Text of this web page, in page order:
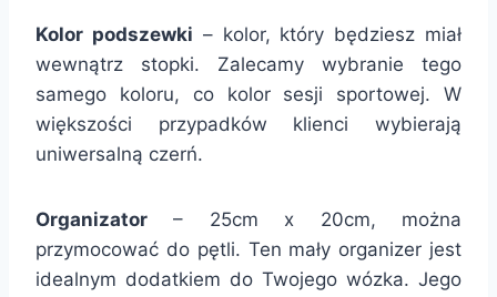
Kolor podszewki – kolor, który będziesz miał
wewnątrz stopki. Zalecamy wybranie tego
samego koloru, co kolor sesji sportowej. W
większości przypadków klienci wybierają
uniwersalną czerń.
Organizator – 25cm x 20cm, można
przymocować do pętli. Ten mały organizer jest
idealnym dodatkiem do Twojego wózka. Jego